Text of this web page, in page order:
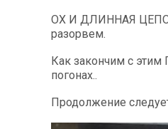
ОХ И ДЛИННАЯ
разорвем.
Как закончим с
погонах..
Продолжение